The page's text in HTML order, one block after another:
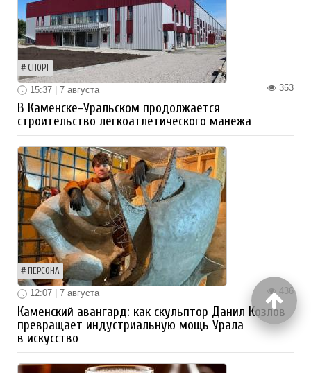
СПОРТ
353
15:37 | 7 августа
В Каменске-Уральском продолжается
строительство легкоатлетического манежа
ПЕРСОНА
436
12:07 | 7 августа
Каменский авангард: как скульптор Данил Козлов
превращает индустриальную мощь Урала
в искусство